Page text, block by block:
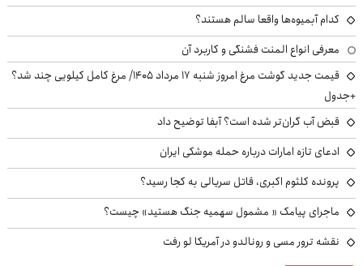
کدام آبمیوه‌ها واقعا سالم هستند؟
معرفی انواع المنت فشنگی و کاربرد آن
قیمت جدید گوشت مرغ امروز شنبه ۱۷ مرداد ۱۴۰۵/ مرغ کامل کیلویی چند شد؟
+جدول
قبض آب گران‌تر شده است؟ آبفا توضیح داد
ادعای تازه امارات درباره حمله موشکی ایران
پرونده کلثوم اکبری، قاتل سریالی به کجا رسید؟
ماجرای پیامک « مشمول سهمیه جنگ هستید» چیست؟
نقشه ترور مسی و رونالدو در آمریکا لو رفت